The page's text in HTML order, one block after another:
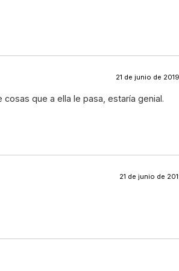
21 de junio de
que a ella le pasa, estaría genial.
21 de junio de